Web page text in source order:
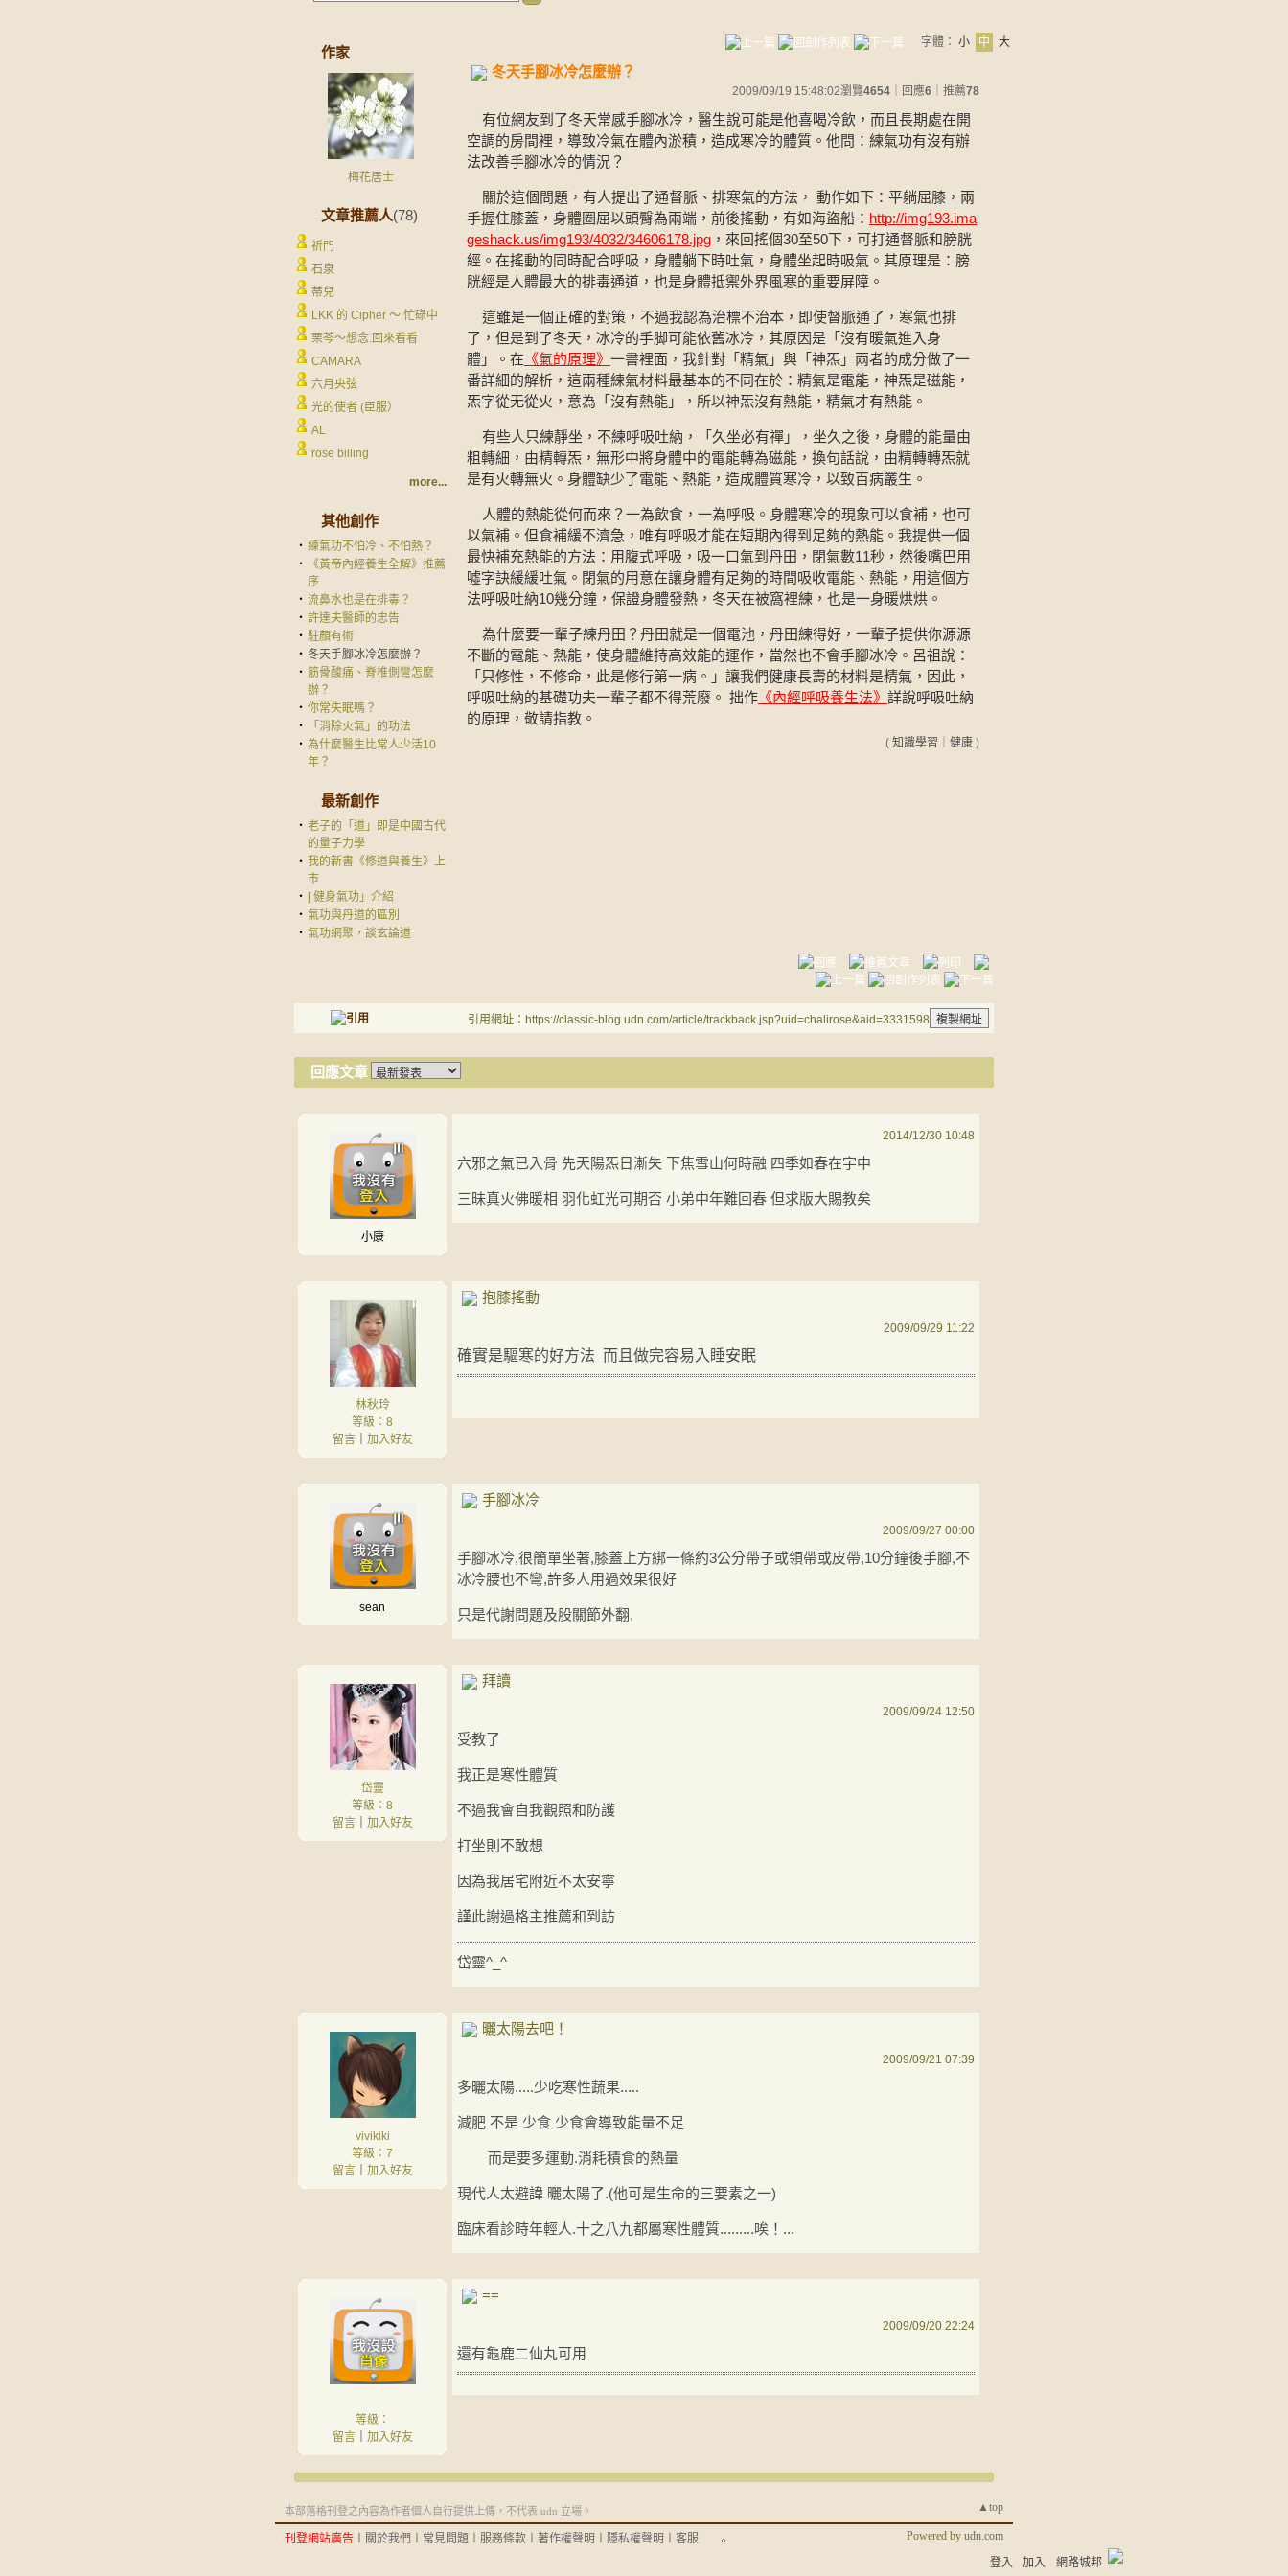
作家
梅花居士
文章推薦人(78)
祈門
石泉
蒂兒
LKK 的 Cipher ～ 忙碌中
栗芩～想念.回來看看
CAMARA
六月央弦
光的使者 (臣服）
AL
rose billing
more...
其他創作
‧ 練氣功不怕冷、不怕熱？
‧
《黃帝內經養生全解》推薦
序
‧ 流鼻水也是在排毒？
‧ 許達夫醫師的忠告
‧ 駐顏有術
‧ 冬天手腳冰冷怎麼辦？
‧ 筋骨酸痛、脊椎側彎怎麼
辦？
‧ 你常失眠嗎？
‧
「消除火氣」的功法
‧ 為什麼醫生比常人少活10
年？
最新創作
‧ 老子的「道」即是中國古代
的量子力學
‧ 我的新書《修道與養生》上
市
‧ [ 健身氣功」介紹
‧ 氣功與丹道的區別
‧ 氣功網聚，談玄論道
字體： 小 中 大
冬天手腳冰冷怎麼辦？
2009/09/19 15:48:02瀏覽4654 ｜回應6 ｜推薦78
有位網友到了冬天常感手腳冰冷，醫生說可能是他喜喝冷飲，而且長期處在開
空調的房間裡，導致冷氣在體內淤積，造成寒冷的體質。他問：練氣功有沒有辦
法改善手腳冰冷的情況？
關於這個問題，有人提出了通督脈、排寒氣的方法， 動作如下：平躺屈膝，兩
手握住膝蓋，身體圈屈以頭臀為兩端，前後搖動，有如海盜船： http://img193.ima
geshack.us/img193/4032/34606178.jpg ， 來回搖個30至50下，可打通督脈和膀胱
經。在搖動的同時配合呼吸，身體躺下時吐氣，身體坐起時吸氣。其原理是：膀
胱經是人體最大的排毒通道，也是身體抵禦外界風寒的重要屏障。
這雖是一個正確的對策，不過我認為治標不治本，即使督脈通了，寒氣也排
了，但是到了冬天，冰冷的手脚可能依舊冰冷，其原因是「沒有暖氣進入身
體」。在 《氣的原理》 一書裡面，我針對「精氣」與「神炁」兩者的成分做了一
番詳細的解析，這兩種練氣材料最基本的不同在於：精氣是電能，神炁是磁能，
炁字從无從火，意為「沒有熱能」，所以神炁沒有熱能，精氣才有熱能。
有些人只練靜坐，不練呼吸吐納，「久坐必有禪」，坐久之後，身體的能量由
粗轉細，由精轉炁，無形中將身體中的電能轉為磁能，換句話說，由精轉轉炁就
是有火轉無火。身體缺少了電能、熱能，造成體質寒冷，以致百病叢生。
人體的熱能從何而來？一為飲食，一為呼吸。身體寒冷的現象可以食補，也可
以氣補。但食補緩不濟急，唯有呼吸才能在短期內得到足夠的熱能。我提供一個
最快補充熱能的方法：用腹式呼吸，吸一口氣到丹田，閉氣數11秒，然後嘴巴用
噓字訣緩緩吐氣。閉氣的用意在讓身體有足夠的時間吸收電能、熱能，用這個方
法呼吸吐納10幾分鐘，保證身體發熱，冬天在被窩裡練，也是一身暖烘烘。
為什麼要一輩子練丹田？丹田就是一個電池，丹田練得好，一輩子提供你源源
不斷的電能、熱能，使身體維持高效能的運作，當然也不會手腳冰冷。呂祖說：
「只修性，不修命，此是修行第一病。」讓我們健康長壽的材料是精氣，因此，
呼吸吐納的基礎功夫一輩子都不得荒廢。 拙作 《內經呼吸養生法》 詳說呼吸吐納
的原理，敬請指教。
( 知識學習 健康 )
引用網址：https://classic-blog.udn.com/article/trackback.jsp?uid=chalirose&aid=3331598
回應文章
小康
2014/12/30 10:48
六邪之氣已入骨 先天陽炁日漸失 下焦雪山何時融 四季如春在宇中
三昧真火佛暖相 羽化虹光可期否 小弟中年難回春 但求版大賜教矣
林秋玲
等級：8
留言｜ 加入好友
抱膝搖動
2009/09/29 11:22
確實是驅寒的好方法 而且做完容易入睡安眠
sean
手腳冰冷
2009/09/27 00:00
手腳冰冷,很簡單坐著,膝蓋上方綁一條約3公分帶子或領帶或皮帶,10分鐘後手腳,不
冰冷腰也不彎,許多人用過效果很好
只是代謝問題及股關節外翻,
岱靈
等級：8
留言｜ 加入好友
拜讀
2009/09/24 12:50
受教了
我正是寒性體質
不過我會自我觀照和防護
打坐則不敢想
因為我居宅附近不太安寧
謹此謝過格主推薦和到訪
岱靈^_^
vivikiki
等級：7
留言｜ 加入好友
曬太陽去吧！
2009/09/21 07:39
多曬太陽.....少吃寒性蔬果.....
減肥 不是 少食 少食會導致能量不足
而是要多運動.消耗積食的熱量
現代人太避諱 曬太陽了.(他可是生命的三要素之一)
臨床看診時年輕人.十之八九都屬寒性體質.........唉！...
等級：
留言｜ 加入好友
==
2009/09/20 22:24
還有龜鹿二仙丸可用
▲top
本部落格刊登之內容為作者個人自行提供上傳，不代表 udn 立場。
刊登網站廣告 關於我們 常見問題 服務條款 著作權聲明 隱私權聲明 客服 Powered by udn.com
登入
加入 網路城邦